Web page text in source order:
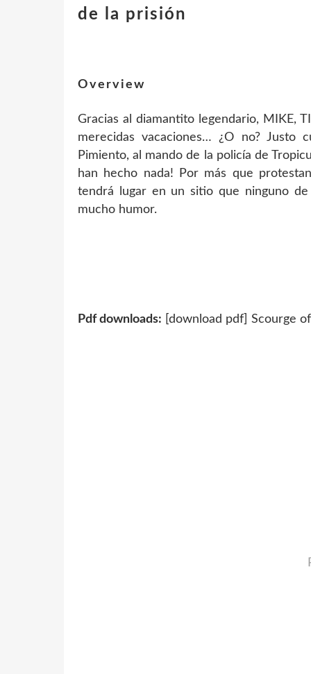
de la prisión
Overview
Gracias al diamantito legendario, MIKE,
merecidas vacaciones… ¿O no? Justo
Pimiento, al mando de la policía de
han hecho nada! Por más que
tendrá lugar en un sitio que ninguno
mucho humor.
Pdf downloads: [download pdf] Scourge